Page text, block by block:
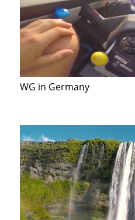
WG in Germany